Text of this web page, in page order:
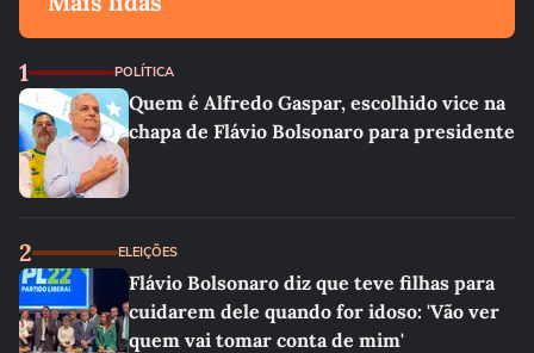
1 POLÍTICA
Quem é Alfredo Gaspar, escolhido vice na
chapa de Flávio Bolsonaro para presidente
2 ELEIÇÕES
Flávio Bolsonaro diz que teve filhas para
cuidarem dele quando for idoso: 'Vão ver
quem vai tomar conta de mim'